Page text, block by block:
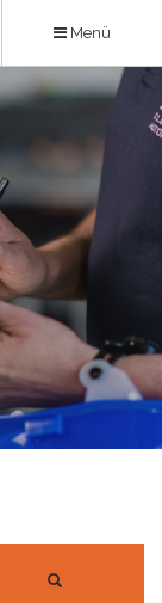
Menü
KERESÉS